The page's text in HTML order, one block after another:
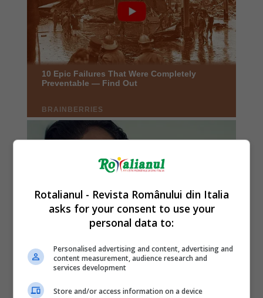
Rotalianul - Revista Românului din Italia
asks for your consent to use your
personal data to:
Personalised advertising and content, advertising and
content measurement, audience research and
services development
Store and/or access information on a device